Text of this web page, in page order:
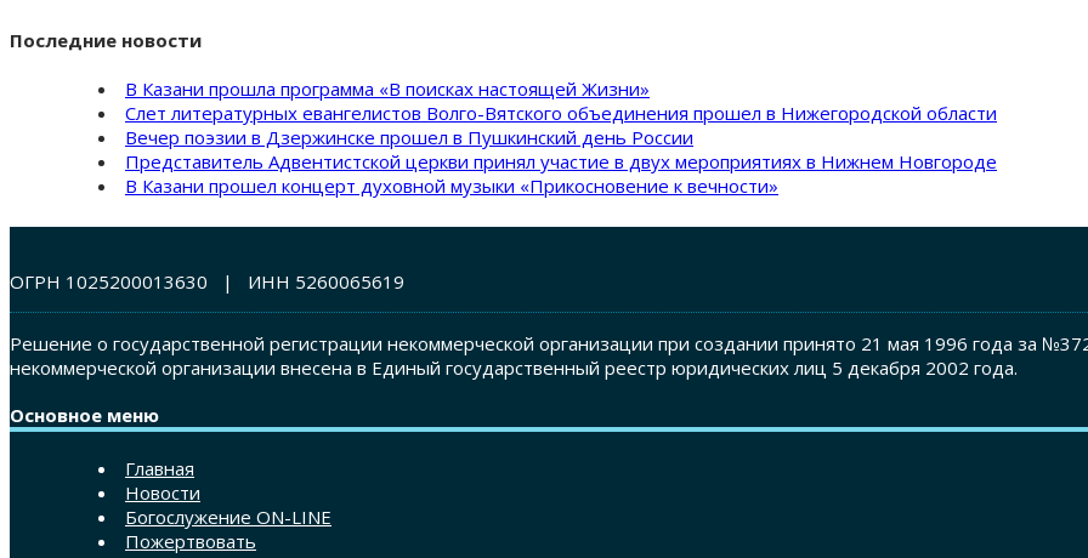
Последние новости
В Казани прошла программа «В поисках настоящей Жизни»
Слет литературных евангелистов Волго-Вятского объединения прошел в Нижегородской области
Вечер поэзии в Дзержинске прошел в Пушкинский день России
Представитель Адвентистской церкви принял участие в двух мероприятиях в Нижнем Новгороде
В Казани прошел концерт духовной музыки «Прикосновение к вечности»
ОГРН 1025200013630 | ИНН 5260065619
Решение о государственной регистрации некоммерческой организации при создании принято 21 мая 1996 года за
некоммерческой организации внесена в Единый государственный реестр юридических лиц 5 декабря 2002 года.
Основное меню
Главная
Новости
Богослужение ON-LINE
Пожертвовать